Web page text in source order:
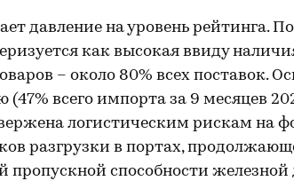
давление на уровень рейтинга.
как высокая ввиду
– около 80% всех поставок.
всего импорта за 9 месяцев
логистическим рискам на
разгрузки в портах,
пропускной способности железной